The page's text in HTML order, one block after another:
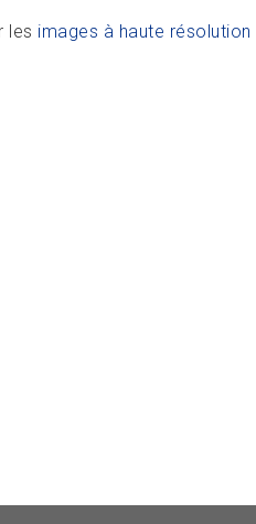
les images à haute résolution